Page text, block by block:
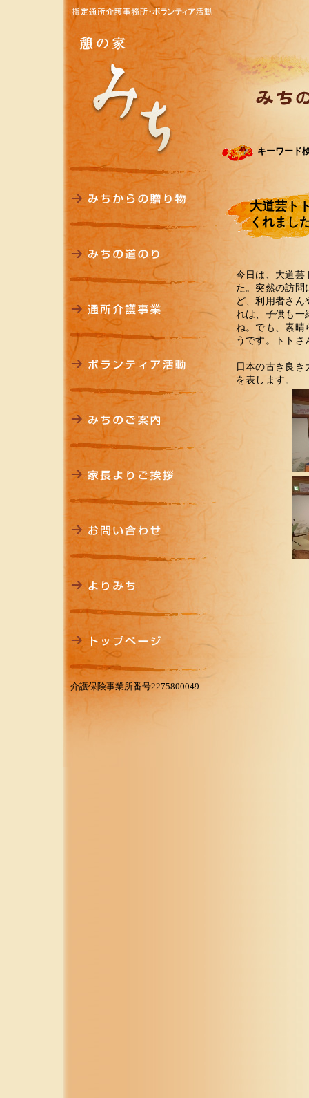
介護保険事業所番号2275800049
キーワード
大道芸ト
くれまし
今日は、大道芸
た。突然の訪
ど、利用者さ
れは、子供も一
ね。でも、素
うです。トト
日本の古き良
を表します。